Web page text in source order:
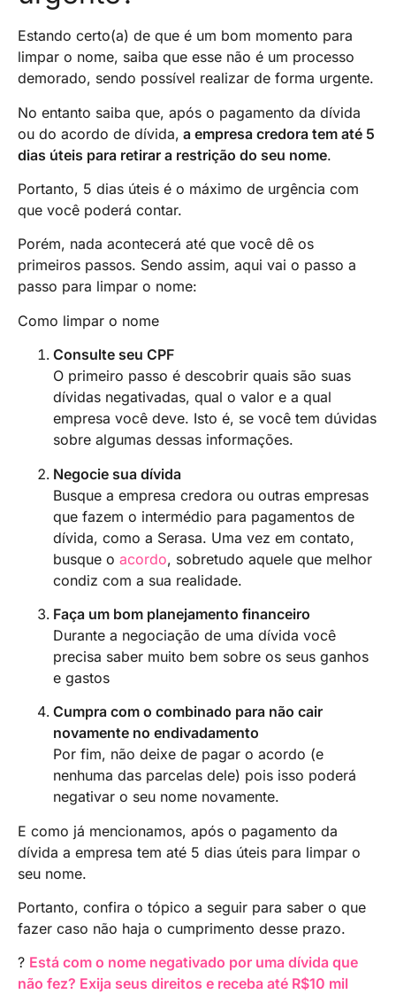
Estando certo(a) de que é um bom momento para
limpar o nome, saiba que esse não é um processo
demorado, sendo possível realizar de forma urgente.
No entanto saiba que, após o pagamento da dívida
ou do acordo de dívida, a empresa credora tem até 5
dias úteis para retirar a restrição do seu nome.
Portanto, 5 dias úteis é o máximo de urgência com
que você poderá contar.
Porém, nada acontecerá até que você dê os
primeiros passos. Sendo assim, aqui vai o passo a
passo para limpar o nome:
Como limpar o nome
Consulte seu CPF
O primeiro passo é descobrir quais são suas
dívidas negativadas, qual o valor e a qual
empresa você deve. Isto é, se você tem dúvidas
sobre algumas dessas informações.
Negocie sua dívida
Busque a empresa credora ou outras empresas
que fazem o intermédio para pagamentos de
dívida, como a Serasa. Uma vez em contato,
busque o acordo, sobretudo aquele que melhor
condiz com a sua realidade.
Faça um bom planejamento financeiro
Durante a negociação de uma dívida você
precisa saber muito bem sobre os seus ganhos
e gastos
Cumpra com o combinado para não cair
novamente no endivadamento
Por fim, não deixe de pagar o acordo (e
nenhuma das parcelas dele) pois isso poderá
negativar o seu nome novamente.
E como já mencionamos, após o pagamento da
dívida a empresa tem até 5 dias úteis para limpar o
seu nome.
Portanto, confira o tópico a seguir para saber o que
fazer caso não haja o cumprimento desse prazo.
? Está com o nome negativado por uma dívida que
não fez? Exija seus direitos e receba até R$10 mil